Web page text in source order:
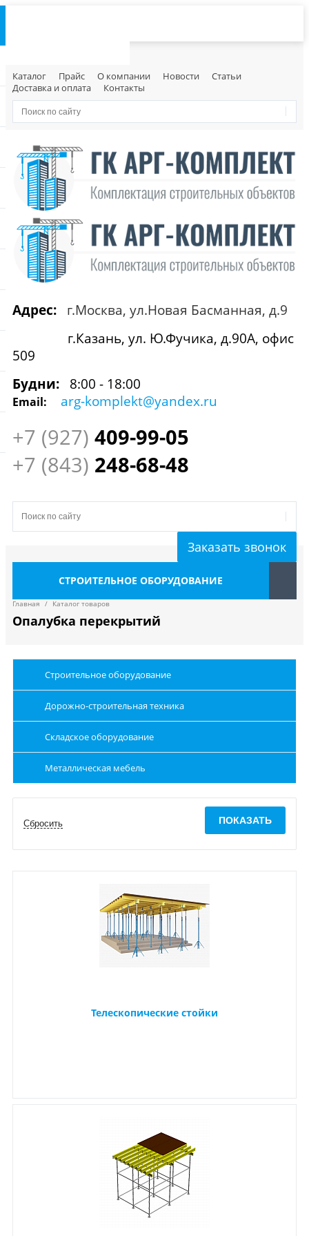
Каталог Прайс О компании Новости
Статьи
Доставка и оплата
Контакты
Адрес:
г.Москва, ул.Новая Басманная, д.9
г.Казань, ул. Ю.Фучика, д.90А, офис
509
Будни:
8:00 - 18:00
Email: arg-komplekt@yandex.ru
+7 (927) 409-99-05
+7 (843) 248-68-48
Заказать звонок
СТРОИТЕЛЬНОЕ ОБОРУДОВАНИЕ
Главная / Каталог товаров
Опалубка перекрытий
Строительное оборудование
Дорожно-строительная техника
Складское оборудование
Металлическая мебель
Телескопические стойки